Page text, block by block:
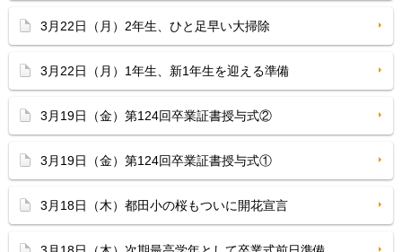
3月22日（月）2年生、ひと足早い大掃除
3月22日（月）1年生、新1年生を迎える準備
3月19日（金）第124回卒業証書授与式②
3月19日（金）第124回卒業証書授与式①
3月18日（木）都田小の桜もついに開花宣言